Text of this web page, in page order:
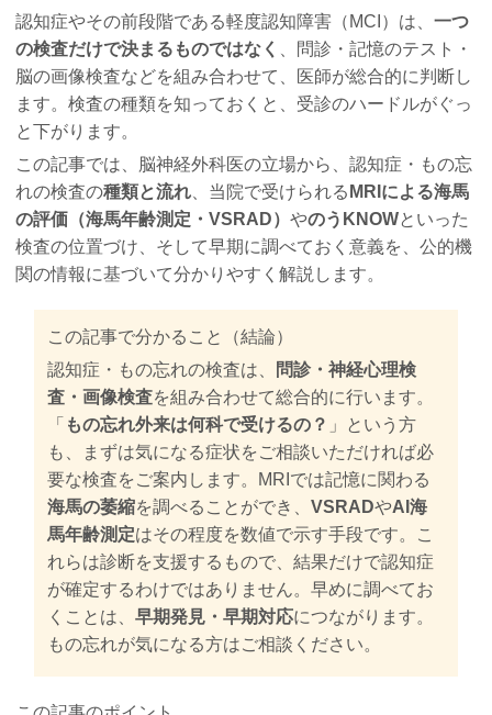
認知症やその前段階である軽度認知障害（MCI）は、一つ
の検査だけで決まるものではなく 、問診・記憶のテスト・
脳の画像検査などを組み合わせて、医師が総合的に判断し
ます。検査の種類を知っておくと、受診のハードルがぐっ
と下がります。
この記事では、脳神経外科医の立場から、認知症・もの忘
れの検査の種類と流れ、当院で受けられる MRIによる海馬
の評価（海馬年齢測定・VSRAD）やのうKNOWといった
検査の位置づけ、そして早期に調べておく意義を、公的機
関の情報に基づいて分かりやすく解説します。
この記事で分かること（結論）
認知症・もの忘れの検査は、
問診・神経心理検
査・画像検査を組み合わせて総合的に行います。
「 もの忘れ外来は何科で受けるの？ 」という方
も、まずは気になる症状をご相談いただければ必
要な検査をご案内します。MRIでは記憶に関わる
海馬の萎縮を調べることができ、VSRADやAI海
馬年齢測定はその程度を数値で示す手段です。こ
れらは診断を支援するもので、結果だけで認知症
が確定するわけではありません。早めに調べてお
くことは、早期発見・早期対応につながります。
もの忘れが気になる方はご相談ください。